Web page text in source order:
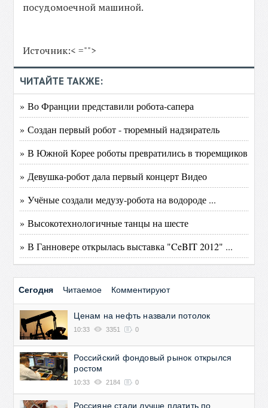
посудомоечной машиной.
Источник:< ="">
ЧИТАЙТЕ ТАКЖЕ:
» Во Франции представили робота-сапера
» Создан первый робот - тюремный надзиратель
» В Южной Корее роботы превратились в тюремщиков
» Девушка-робот дала первый концерт Видео
» Учёные создали медузу-робота на водороде ...
» Высокотехнологичные танцы на шесте
» В Ганновере открылась выставка "CeBIT 2012" ...
Сегодня Читаемое Комментируют
Ценам на нефть назвали потолок
10:33 3351 0
Российский фондовый рынок открылся
ростом
10:33 2184 0
Россияне стали лучше платить по